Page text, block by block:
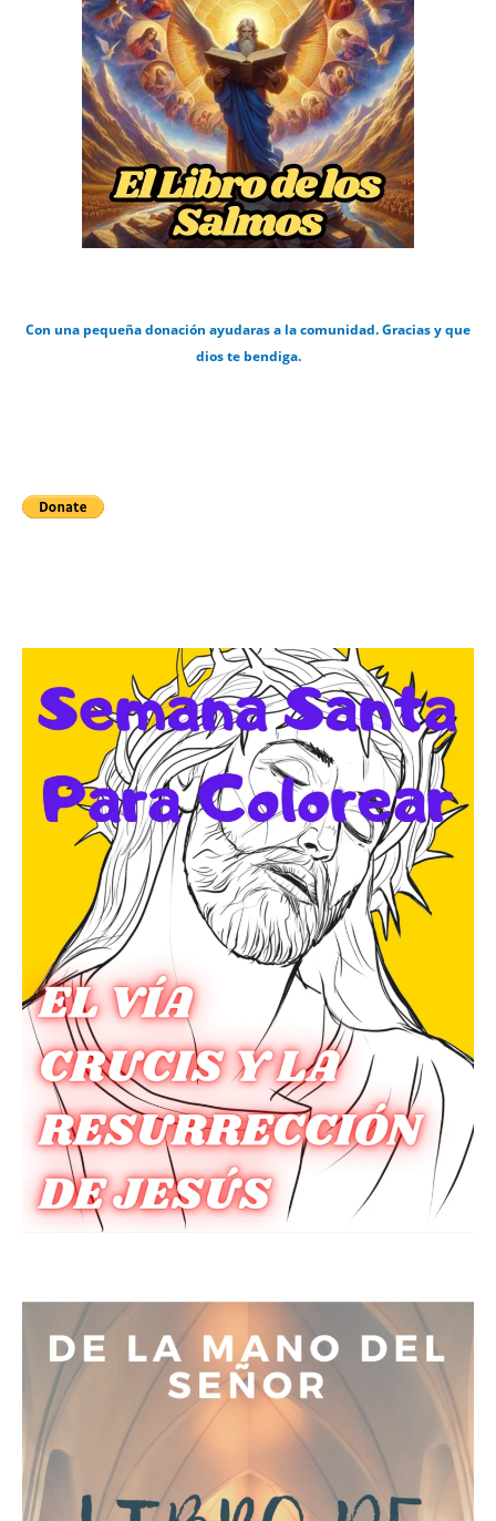
Con una pequeña donación ayudaras a la comunidad. Gracias y que
dios te bendiga.